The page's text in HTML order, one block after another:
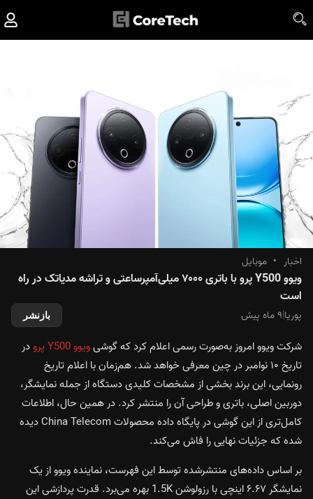
اخبار • موبایل
ویوو Y500 پرو با باتری ۷۰۰۰ میلی‌آمپرساعتی و تراشه مدیاتک در راه
است
پوریا|۹ ماه پیش بازنشر
شرکت ویوو امروز به‌صورت رسمی اعلام کرد که گوشیویوو Y500 پرو
در
تاریخ ۱۰ نوامبر در چین معرفی خواهد شد. هم‌زمان با اعلام تاریخ
رونمایی، این برند بخشی از مشخصات کلیدی دستگاه از جمله نمایشگر،
دوربین اصلی، باتری و طراحی آن را منتشر کرد. در همین حال، اطلاعات
کامل‌تری از این گوشی در پایگاه داده‌ محصولات China Telecom دیده
شده که جزئیات نهایی را فاش می‌کند.
بر اساس داده‌های منتشرشده توسط این فهرست، نماینده ویوو از یک
نمایشگر ۶.۶۷ اینچی با رزولوشن 1.5K بهره می‌برد. قدرت پردازشی این